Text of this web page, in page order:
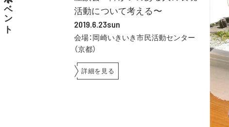
活動について考える〜
2019.6.23sun
会場：岡崎いきいき市民活動センター
（京都）
詳細を見る